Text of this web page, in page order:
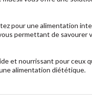
pour une alimentation
permettant de
et nourrissant pour ceux
alimentation diététique.